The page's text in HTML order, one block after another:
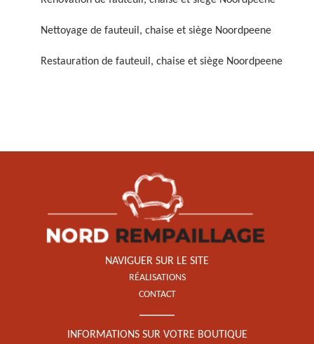
Nettoyage de fauteuil, chaise et siège Noordpeene
Restauration de fauteuil, chaise et siège Noordpeene
NAVIGUER SUR LE SITE
RÉALISATIONS
CONTACT
INFORMATIONS SUR VOTRE BOUTIQUE